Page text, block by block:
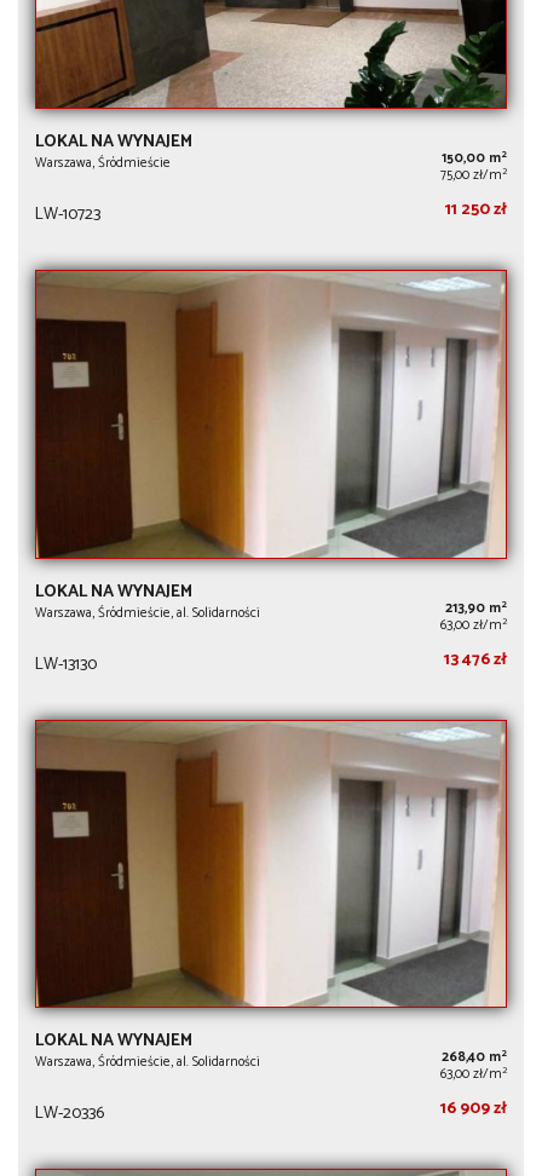
LOKAL NA WYNAJEM
Warszawa, Śródmieście 150,00 m2
75,00 zł/m2
LW-10723 11 250 zł
LOKAL NA WYNAJEM
Warszawa, Śródmieście, al. Solidarności 213,90 m2
63,00 zł/m2
LW-13130 13 476 zł
LOKAL NA WYNAJEM
Warszawa, Śródmieście, al. Solidarności 268,40 m2
63,00 zł/m2
LW-20336 16 909 zł